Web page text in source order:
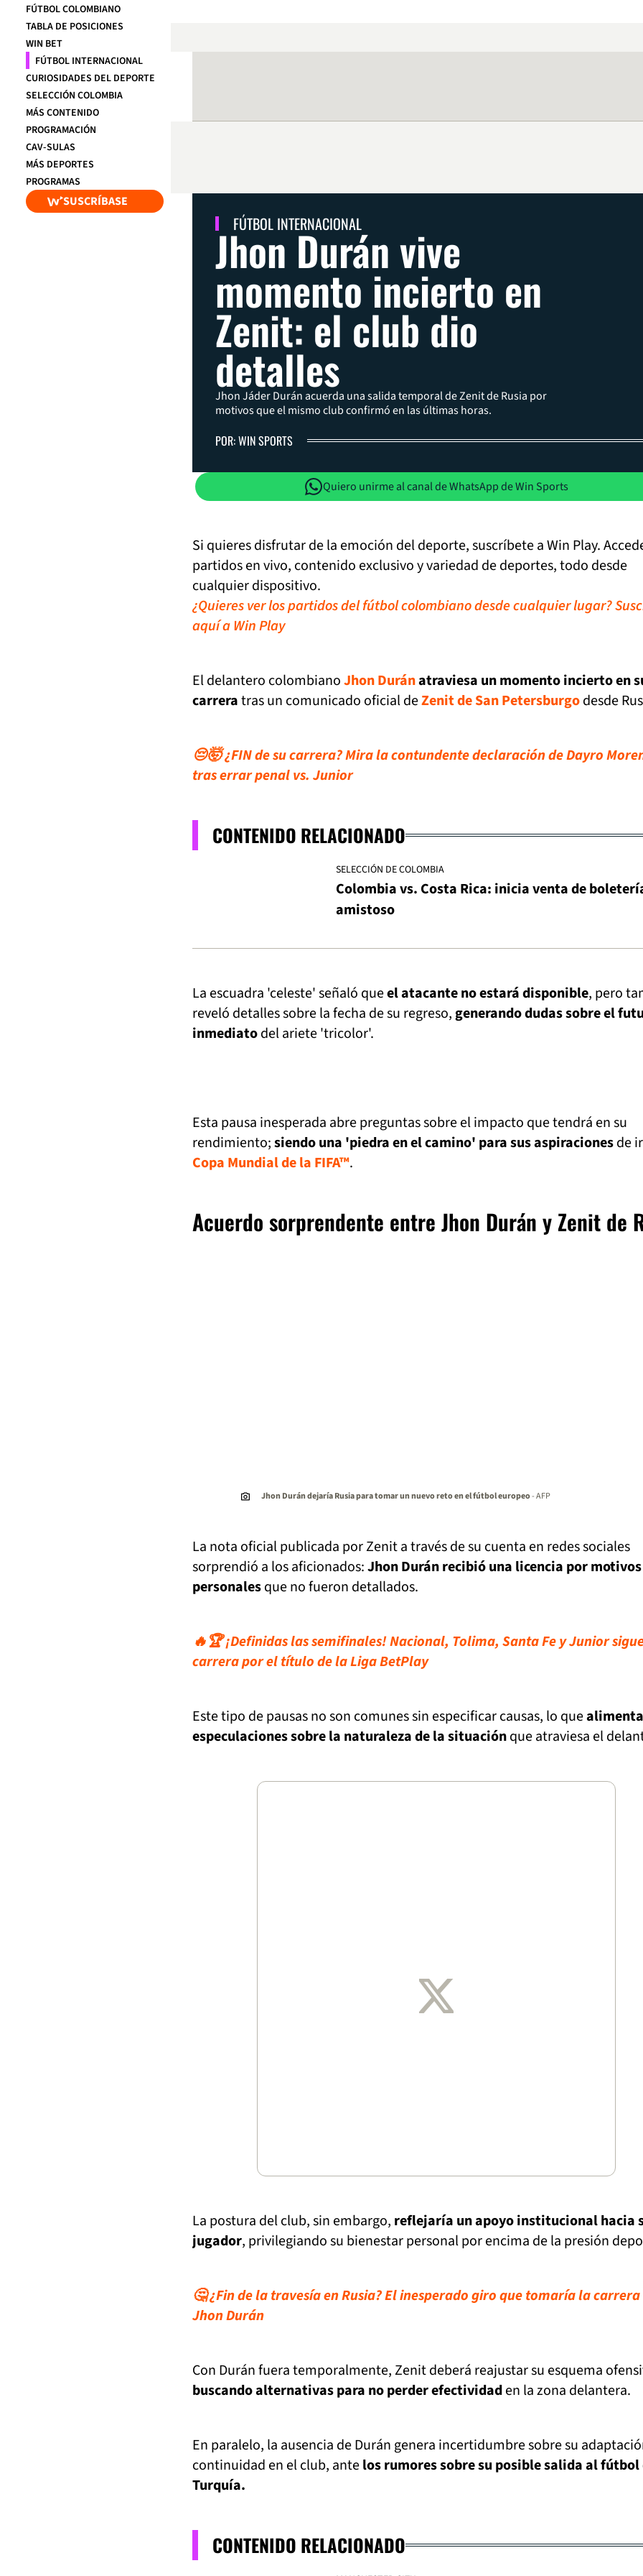
FÚTBOL COLOMBIANO
TABLA DE POSICIONES
WIN BET
FÚTBOL INTERNACIONAL
CURIOSIDADES DEL DEPORTE
SELECCIÓN COLOMBIA
MÁS CONTENIDO
PROGRAMACIÓN
CAV-SULAS
MÁS DEPORTES
PROGRAMAS
SUSCRÍBASE
FÚTBOL INTERNACIONAL
Jhon Durán vive
momento incierto en
Zenit: el club dio
detalles
Jhon Jáder Durán acuerda una salida temporal de Zenit de Rusia por
motivos que el mismo club confirmó en las últimas horas.
POR: WIN SPORTS
Quiero unirme al canal de WhatsApp de Win Sports
Si quieres disfrutar de la emoción del deporte, suscríbete a Win Play.
partidos en vivo, contenido exclusivo y variedad de deportes, todo desde
cualquier dispositivo.
¿Quieres ver los partidos del fútbol colombiano desde cualquier lugar?
aquí a Win Play
El delantero colombianoJhon Duránatraviesa un momento incierto en
carreratras un comunicado oficial deZenit de San Petersburgodesde
😔🤯 ¿FIN de su carrera? Mira la contundente declaración de Dayro
tras errar penal vs. Junior
CONTENIDO RELACIONADO
SELECCIÓN DE COLOMBIA
Colombia vs. Costa Rica: inicia venta de
amistoso
La escuadra 'celeste' señaló queel atacante no estará disponible, pero
reveló detalles sobre la fecha de su regreso,generando dudas sobre el
inmediatodel ariete 'tricolor'.
Esta pausa inesperada abre preguntas sobre el impacto que tendrá en su
rendimiento;siendo una 'piedra en el camino' para sus aspiracionesde
Copa Mundial de la FIFA™.
Acuerdo sorprendente entre Jhon Durán y Zenit de
Jhon Durán dejaría Rusia para tomar un nuevo reto en el fútbol europeo- AFP
La nota oficial publicada por Zenit a través de su cuenta en redes sociales
sorprendió a los aficionados:Jhon Durán recibió una licencia por motivos
personalesque no fueron detallados.
🔥🏆 ¡Definidas las semifinales! Nacional, Tolima, Santa Fe y Junior
carrera por el título de la Liga BetPlay
Este tipo de pausas no son comunes sin especificar causas, lo quealimenta
especulaciones sobre la naturaleza de la situaciónque atraviesa el
La postura del club, sin embargo, reflejaría un apoyo institucional hacia
jugador, privilegiando su bienestar personal por encima de la presión
🤔 ¿Fin de la travesía en Rusia? El inesperado giro que tomaría la carrera
Jhon Durán
Con Durán fuera temporalmente, Zenit deberá reajustar su esquema
buscando alternativas para no perder efectividaden la zona delantera.
En paralelo, la ausencia de Durán genera incertidumbre sobre su
continuidad en el club, antelos rumores sobre su posible salida al fútbol
Turquía.
CONTENIDO RELACIONADO